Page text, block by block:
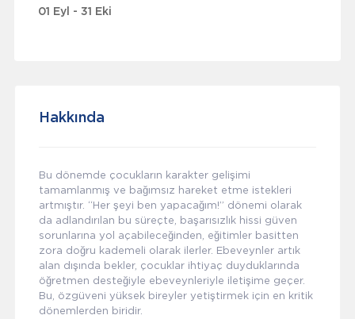
01 Eyl - 31 Eki
Hakkında
Bu dönemde çocukların karakter gelişimi
tamamlanmış ve bağımsız hareket etme istekleri
artmıştır. “Her şeyi ben yapacağım!” dönemi olarak
da adlandırılan bu süreçte, başarısızlık hissi güven
sorunlarına yol açabileceğinden, eğitimler basitten
zora doğru kademeli olarak ilerler. Ebeveynler artık
alan dışında bekler, çocuklar ihtiyaç duyduklarında
öğretmen desteğiyle ebeveynleriyle iletişime geçer.
Bu, özgüveni yüksek bireyler yetiştirmek için en kritik
dönemlerden biridir.